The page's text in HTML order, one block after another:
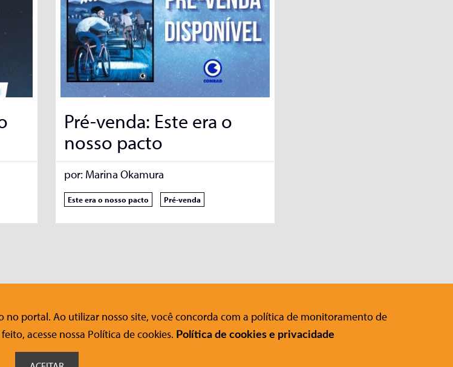
Pré-venda: Este era o
nosso pacto
por: Marina Okamura
Este era o nosso pacto Pré-venda
Siga-nos nas redes sociais: Editora Conrad
Rua Gomes de Carvalho, 1306 , 11º
no portal. Ao utilizar nosso site, você concorda com a política de monitoramento de
acesse nossa Política de cookies. Política de cookies e privacidade